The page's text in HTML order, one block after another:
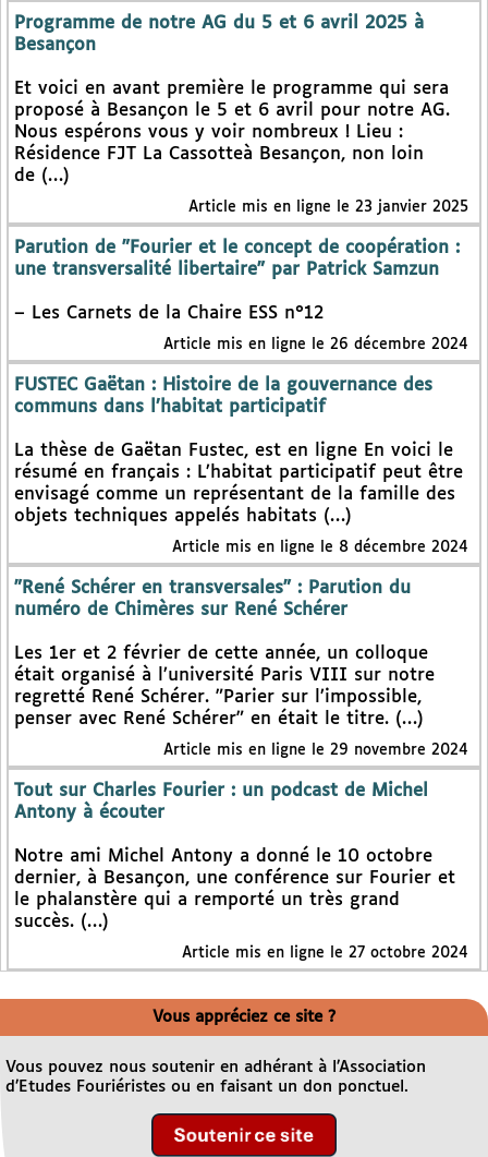
Programme de notre AG du 5 et 6 avril 2025 à
Besançon
Et voici en avant première le programme qui sera
proposé à Besançon le 5 et 6 avril pour notre AG.
Nous espérons vous y voir nombreux ! Lieu :
Résidence FJT La Cassotteà Besançon, non loin
de (…)
Article mis en ligne le 23 janvier 2025
Parution de "Fourier et le concept de coopération :
une transversalité libertaire" par Patrick Samzun
– Les Carnets de la Chaire ESS n°12
Article mis en ligne le 26 décembre 2024
FUSTEC Gaëtan : Histoire de la gouvernance des
communs dans l’habitat participatif
La thèse de Gaëtan Fustec, est en ligne En voici le
résumé en français : L’habitat participatif peut être
envisagé comme un représentant de la famille des
objets techniques appelés habitats (…)
Article mis en ligne le 8 décembre 2024
"René Schérer en transversales" : Parution du
numéro de Chimères sur René Schérer
Les 1er et 2 février de cette année, un colloque
était organisé à l’université Paris VIII sur notre
regretté René Schérer. "Parier sur l’impossible,
penser avec René Schérer" en était le titre. (…)
Article mis en ligne le 29 novembre 2024
Tout sur Charles Fourier : un podcast de Michel
Antony à écouter
Notre ami Michel Antony a donné le 10 octobre
dernier, à Besançon, une conférence sur Fourier et
le phalanstère qui a remporté un très grand
succès. (…)
Article mis en ligne le 27 octobre 2024
Vous appréciez ce site ?
Vous pouvez nous soutenir en adhérant à l’Association
d’Etudes Fouriéristes ou en faisant un don ponctuel.